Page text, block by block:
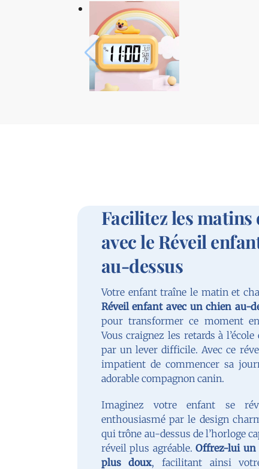
Facilitez les
avec le Réveil
au-dessus
Votre enfant traîne le matin et
Réveil enfant avec un chien au-
pour transformer ce moment
Vous craignez les retards à
par un lever difficile. Avec ce
impatient de commencer sa
adorable compagnon canin.
Imaginez votre enfant se
enthousiasmé par le design
qui trône au-dessus de l’horloge
réveil plus agréable.Offrez-lui un
plus doux, facilitant ainsi